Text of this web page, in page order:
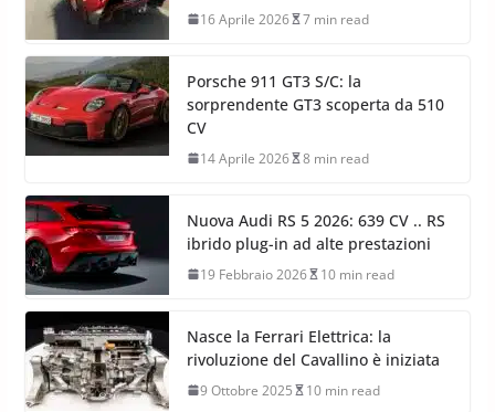
16 Aprile 2026 7 min read
Porsche 911 GT3 S/C: la
sorprendente GT3 scoperta da 510
CV
14 Aprile 2026 8 min read
Nuova Audi RS 5 2026: 639 CV .. RS
ibrido plug-in ad alte prestazioni
19 Febbraio 2026 10 min read
Nasce la Ferrari Elettrica: la
rivoluzione del Cavallino è iniziata
9 Ottobre 2025 10 min read